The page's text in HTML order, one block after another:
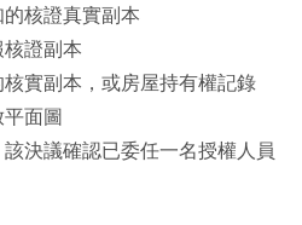
核證真實副本
證副本
實副本，或房屋持有權記錄
面圖
決議確認已委任一名授權人員